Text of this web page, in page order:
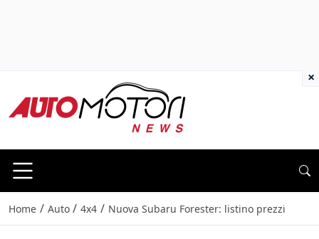
Home / Auto / 4x4 / Nuova Subaru Forester: listino prezzi
×